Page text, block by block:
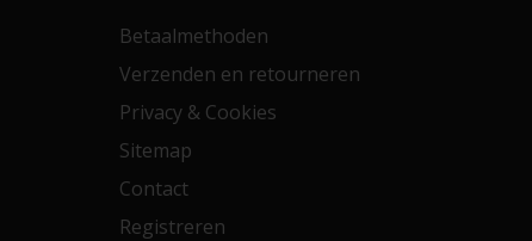
Betaalmethoden
Verzenden en retourneren
Privacy & Cookies
Sitemap
Contact
Registreren